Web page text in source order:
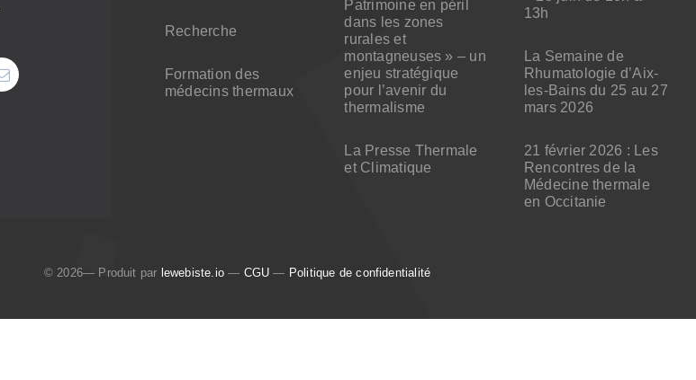
Recherche
Formation des
médecins thermaux
Patrimoine en péril
dans les zones
rurales et
montagneuses » – un
enjeu stratégique
pour l’avenir du
thermalisme
La Presse Thermale
et Climatique
13h
La Semaine de
Rhumatologie d’Aix-
les-Bains du 25 au 27
mars 2026
21 février 2026 : Les
Rencontres de la
Médecine thermale
en Occitanie
© 2026— Produit par lewebiste.io — CGU — Politique de confidentialité